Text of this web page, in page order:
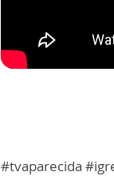
#tvaparecida